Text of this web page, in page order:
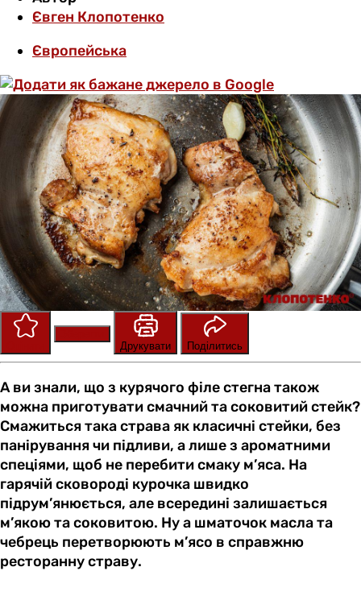
Євген Клопотенко
Європейська
Друкувати
Поділитись
А ви знали, що з курячого філе стегна також
можна приготувати смачний та соковитий стейк?
Смажиться така страва як класичні стейки, без
панірування чи підливи, а лише з ароматними
спеціями, щоб не перебити смаку м’яса. На
гарячій сковороді курочка швидко
підрум’янюється, але всередині залишається
м’якою та соковитою. Ну а шматочок масла та
чебрець перетворюють м’ясо в справжню
ресторанну страву.